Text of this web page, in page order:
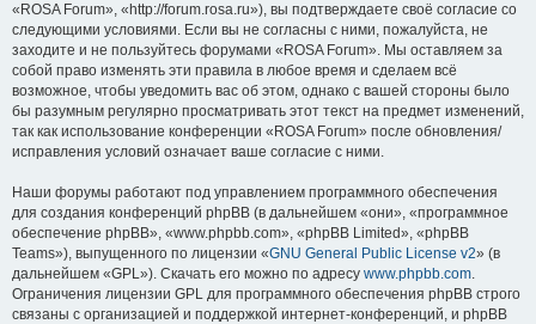
«ROSA Forum», «http://forum.rosa.ru»), вы подтверждаете своё согласие со
следующими условиями. Если вы не согласны с ними, пожалуйста, не
заходите и не пользуйтесь форумами «ROSA Forum». Мы оставляем за
собой право изменять эти правила в любое время и сделаем всё
возможное, чтобы уведомить вас об этом, однако с вашей стороны было
бы разумным регулярно просматривать этот текст на предмет изменений,
так как использование конференции «ROSA Forum» после обновления/
исправления условий означает ваше согласие с ними.
Наши форумы работают под управлением программного обеспечения
для создания конференций phpBB (в дальнейшем «они», «программное
обеспечение phpBB», «www.phpbb.com», «phpBB Limited», «phpBB
Teams»), выпущенного по лицензии «GNU General Public License v2» (в
дальнейшем «GPL»). Скачать его можно по адресу www.phpbb.com.
Ограничения лицензии GPL для программного обеспечения phpBB строго
связаны с организацией и поддержкой интернет-конференций, и phpBB